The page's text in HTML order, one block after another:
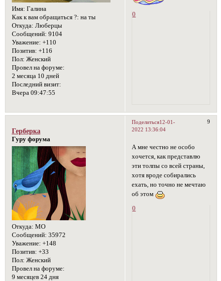
Имя: Галина
Как к вам обращаться ?: на ты
Откуда: Люберцы
Сообщений: 9104
Уважение: +110
Позитив: +116
Пол: Женский
Провел на форуме:
2 месяца 10 дней
Последний визит:
Вчера 09:47:55
0
Поделиться 9
12-01-
2022 13:36:04
Герберка
Гуру форума
Откуда: МО
Сообщений: 35972
Уважение: +148
Позитив: +33
Пол: Женский
Провел на форуме:
9 месяцев 24 дня
А мне честно не особо
хочется, как представлю
эти толпы со всей страны,
хотя вроде собирались
ехать, но точно не мечтаю
об этом
0